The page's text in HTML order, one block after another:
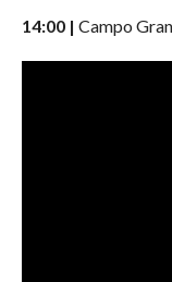
14:00 | Campo